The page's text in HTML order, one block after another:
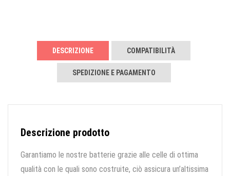
DESCRIZIONE COMPATIBILITÀ
SPEDIZIONE E PAGAMENTO
Descrizione prodotto
Garantiamo le nostre batterie grazie alle celle di ottima
qualità con le quali sono costruite, ciò assicura un’altissima